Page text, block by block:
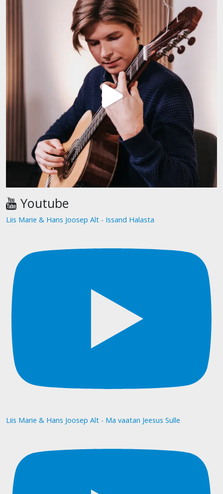
Youtube
Liis Marie & Hans Joosep Alt - Issand Halasta
Liis Marie & Hans Joosep Alt - Ma vaatan Jeesus Sulle